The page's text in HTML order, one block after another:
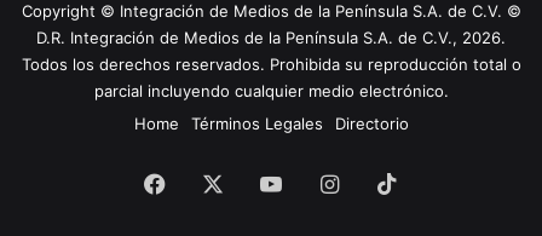
Copyright © Integración de Medios de la Península S.A. de C.V. ©
D.R. Integración de Medios de la Península S.A. de C.V., 2026.
Todos los derechos reservados. Prohibida su reproducción total o
parcial incluyendo cualquier medio electrónico.
Home
Términos Legales Directorio
Facebook YouTubeInstagram